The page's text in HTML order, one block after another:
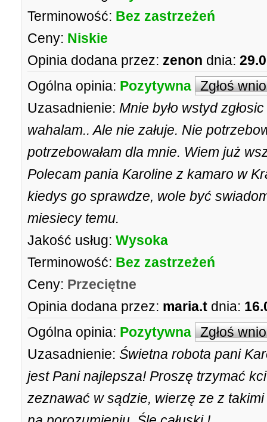
Terminowość: Bez zastrzeżeń
Ceny: Niskie
Opinia dodana przez: zenon dnia:
Ogólna opinia: Pozytywna Zgłoś
Uzasadnienie: Mnie było wstyd
wahalam.. Ale nie załuje. Nie
potrzebowałam dla mnie. Wiem już
Polecam pania Karoline z kamaro w
kiedys go sprawdze, wole być
miesiecy temu.
Jakość usług: Wysoka
Terminowość: Bez zastrzeżeń
Ceny: Przeciętne
Opinia dodana przez: maria.t dnia:
Ogólna opinia: Pozytywna Zgłoś
Uzasadnienie: Świetna robota pani
jest Pani najlepsza! Proszę trzymać
zeznawać w sądzie, wierzę ze z